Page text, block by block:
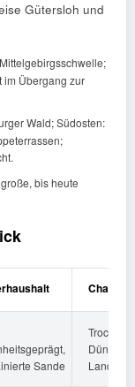
Gütersloh und
Übergang zur
Wald; Südosten:
bis heute
Sande